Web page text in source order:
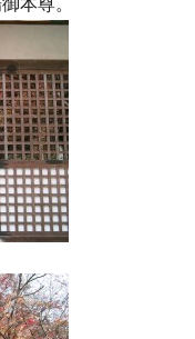
本尊。